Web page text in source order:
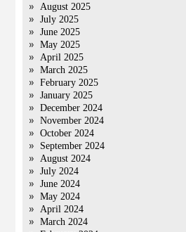
August 2025
July 2025
June 2025
May 2025
April 2025
March 2025
February 2025
January 2025
December 2024
November 2024
October 2024
September 2024
August 2024
July 2024
June 2024
May 2024
April 2024
March 2024